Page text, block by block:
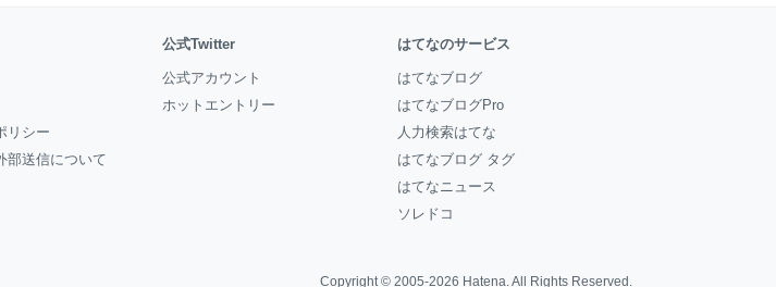
リシー
部送信について
公式Twitter
公式アカウント
ホットエントリー
はてなのサービス
はてなブログ
はてなブログPro
人力検索はてな
はてなブログ タグ
はてなニュース
ソレドコ
Copyright © 2005-2026 Hatena. All Rights Reserved.